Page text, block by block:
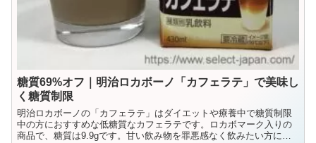
糖質69%オフ｜明治ロカボーノ「カフェラテ」で美味し
く糖質制限
明治ロカボーノの「カフェラテ」はダイエットや療養中で糖質制限
中の方におすすめな低糖質なカフェラテです。ロカボマーク入りの
商品で、糖質は9.9gです。甘い飲み物を罪悪感なく飲みたい方に良